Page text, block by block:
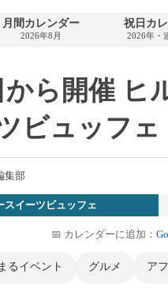
カ
レ
月間カレンダー
2026年8月
祝日カ
2026年・
から開催 ヒ
ビュッフェ
集部
スイーツビュッフェ
📅 カレンダーに追加：
るイベント グルメ ア